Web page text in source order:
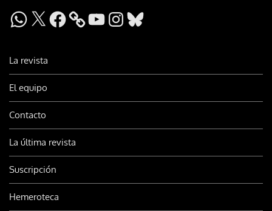
WhatsApp
X Facebook YouTubeInstagram
Bluesky
La revista
El equipo
Contacto
La última revista
Suscripción
Hemeroteca